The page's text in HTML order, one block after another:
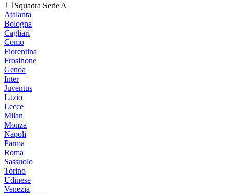
Squadra Serie A
Atalanta
Bologna
Cagliari
Como
Fiorentina
Frosinone
Genoa
Inter
Juventus
Lazio
Lecce
Milan
Monza
Napoli
Parma
Roma
Sassuolo
Torino
Udinese
Venezia